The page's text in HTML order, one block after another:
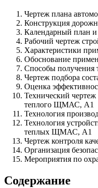
Чертеж плана
Конструкция
Календарный план и
Рабочий чертеж
Характеристики
Обоснование
Способы получения
Чертеж подбора
Оценка
Технический чертеж
теплого ЩМАС, А1
Технология
Технология
теплых ЩМАС, А1
Чертеж контроля
Организация
Мероприятия по
Содержание